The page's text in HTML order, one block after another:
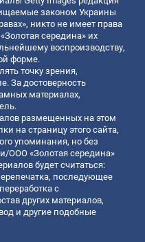
законом Украины
никто не имеет права
середина» их
воспроизводству,
форме.
точку зрения,
За достоверность
материалах,
размещенных на этом
на страницу этого сайта,
упоминания, но без
ООО «Золотая середина»
будет считаться:
последующее
с
других материалов,
и другие подобные